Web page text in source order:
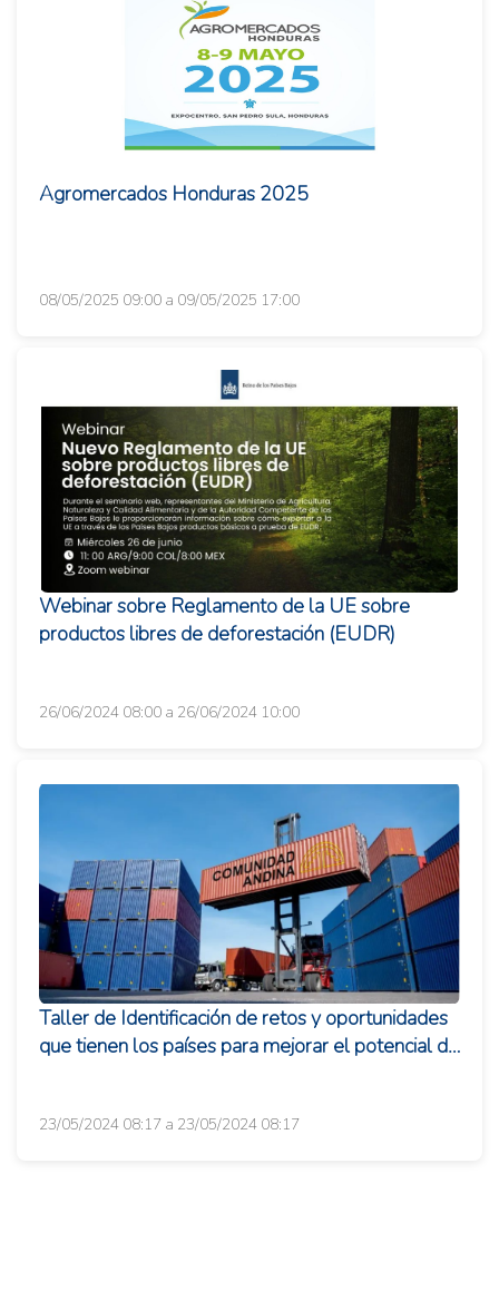
Agromercados Honduras 2025
08/05/2025 09:00 a 09/05/2025 17:00
Webinar sobre Reglamento de la UE sobre
productos libres de deforestación (EUDR)
26/06/2024 08:00 a 26/06/2024 10:00
Taller de Identificación de retos y oportunidades
que tienen los países para mejorar el potencial de
23/05/2024 08:17 a 23/05/2024 08:17